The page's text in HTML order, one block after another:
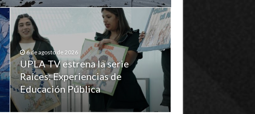
6 de agosto de 2026
UPLA TV estrena la serie
Raíces: Experiencias de
Educación Pública